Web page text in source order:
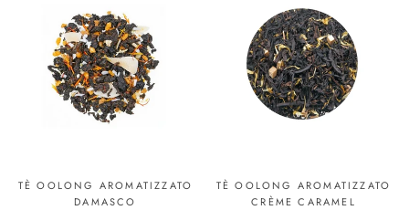
TÈ OOLONG AROMATIZZATO
DAMASCO
TÈ OOLONG AROMATIZZATO
CRÈME CARAMEL